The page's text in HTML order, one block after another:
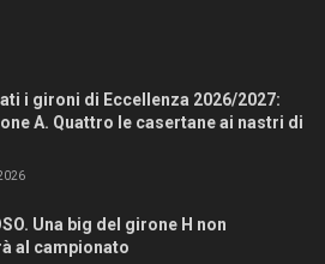
i gironi di Eccellenza 2026/2027:
A. Quattro le casertane ai nastri di
Una big del girone H non
al campionato